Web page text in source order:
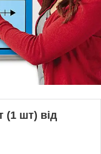
(1 шт) від